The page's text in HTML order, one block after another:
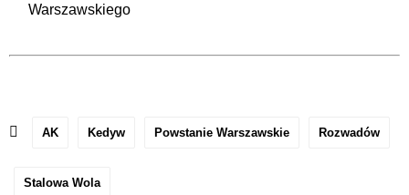
Warszawskiego
AK Kedyw Powstanie Warszawskie Rozwadów
Stalowa Wola